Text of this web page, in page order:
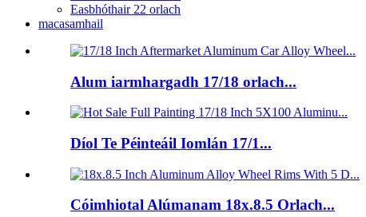
Easbhóthair 22 orlach
macasamhail
Alum iarmhargadh 17/18 orlach...
Díol Te Péinteáil Iomlán 17/1...
Cóimhiotal Alúmanam 18x.8.5 Orlach...